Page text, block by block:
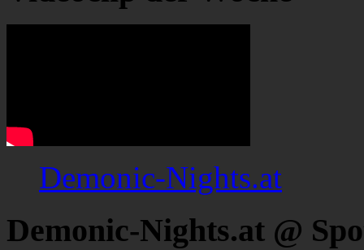
Demonic-Nights.at
Demonic-Nights.at @